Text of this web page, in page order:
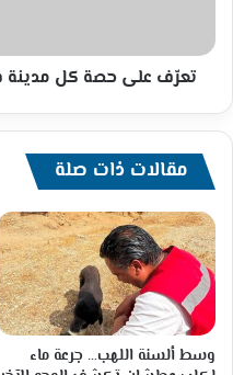
البنكية
تعرّف على حصة كل مدينة
مقالات ذات صلة
وسط ألسنة اللهب… جرعة ماء